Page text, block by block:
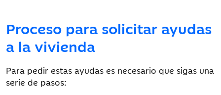
Proceso para solicitar ayudas
a la vivienda
Para pedir estas ayudas es necesario que sigas una
serie de pasos: